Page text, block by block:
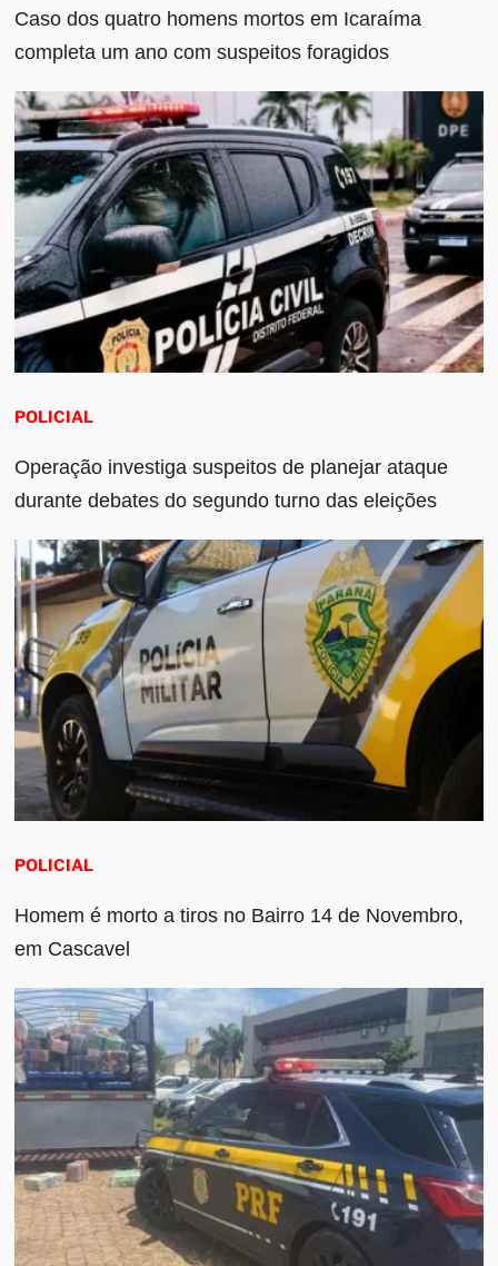
Caso dos quatro homens mortos em Icaraíma
completa um ano com suspeitos foragidos
POLICIAL
Operação investiga suspeitos de planejar ataque
durante debates do segundo turno das eleições
POLICIAL
Homem é morto a tiros no Bairro 14 de Novembro,
em Cascavel